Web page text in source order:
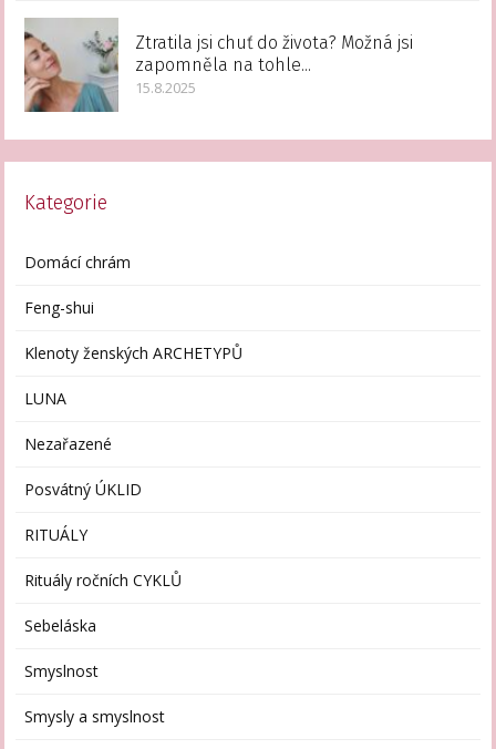
Ztratila jsi chuť do života? Možná jsi
zapomněla na tohle...
15.8.2025
Kategorie
Domácí chrám
Feng-shui
Klenoty ženských ARCHETYPŮ
LUNA
Nezařazené
Posvátný ÚKLID
RITUÁLY
Rituály ročních CYKLŮ
Sebeláska
Smyslnost
Smysly a smyslnost